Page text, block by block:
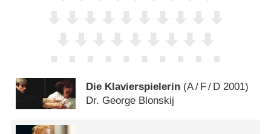
Die Klavierspielerin (A/ F/ D 2001)
Dr. George Blonskij